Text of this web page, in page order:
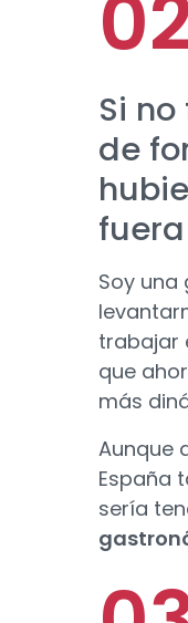
Si
de
Soy
trabajar
que
más
Aunque
España
sería